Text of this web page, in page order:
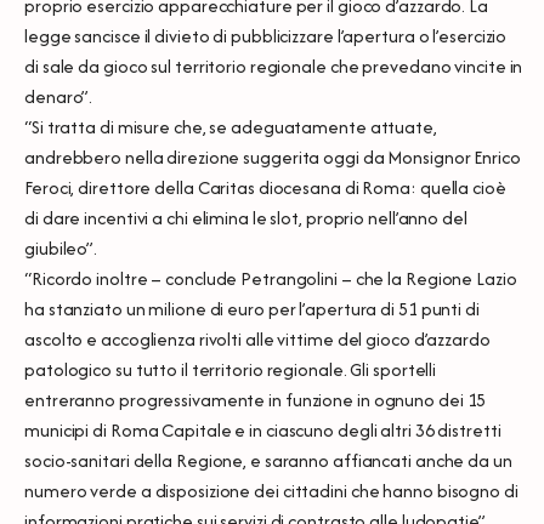
proprio esercizio apparecchiature per il gioco d’azzardo. La
legge sancisce il divieto di pubblicizzare l’apertura o l’esercizio
di sale da gioco sul territorio regionale che prevedano vincite in
denaro”.
“Si tratta di misure che, se adeguatamente attuate,
andrebbero nella direzione suggerita oggi da Monsignor Enrico
Feroci, direttore della Caritas diocesana di Roma: quella cioè
di dare incentivi a chi elimina le slot, proprio nell’anno del
giubileo”.
“Ricordo inoltre – conclude Petrangolini – che la Regione Lazio
ha stanziato un milione di euro per l’apertura di 51 punti di
ascolto e accoglienza rivolti alle vittime del gioco d’azzardo
patologico su tutto il territorio regionale. Gli sportelli
entreranno progressivamente in funzione in ognuno dei 15
municipi di Roma Capitale e in ciascuno degli altri 36 distretti
socio-sanitari della Regione, e saranno affiancati anche da un
numero verde a disposizione dei cittadini che hanno bisogno di